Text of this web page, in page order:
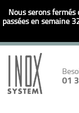
Nous serons
passées en semaine
01